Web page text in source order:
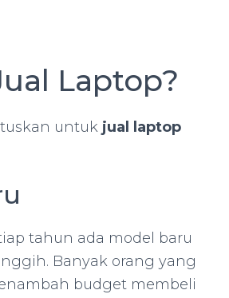
Laptop?
untuk jual laptop
tahun ada model baru
Banyak orang yang
budget membeli